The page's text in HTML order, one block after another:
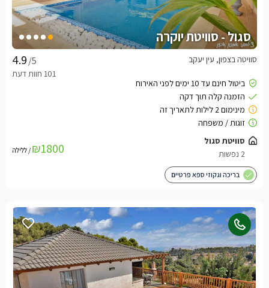
סגול - סוויטת יוקרה
/5 סוויטה בצפון, עין יעקב
₪1800 / ללילה
בריכה וגקוזי ספא פרטיים